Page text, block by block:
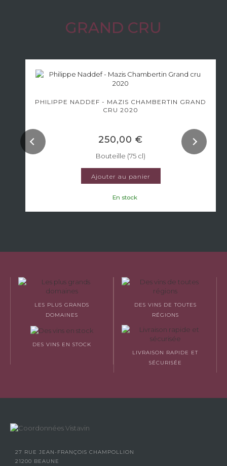
GRAND CRU
PHILIPPE NADDEF - MAZIS CHAMBERTIN GRAND
CRU 2020
250,00 €
Bouteille (75 cl)
Ajouter au panier
En stock
LES PLUS GRANDS
DOMAINES
DES VINS DE TOUTES
RÉGIONS
DES VINS EN STOCK
LIVRAISON RAPIDE ET
SÉCURISÉE
27 RUE JEAN-FRANÇOIS CHAMPOLLION
21200 BEAUNE